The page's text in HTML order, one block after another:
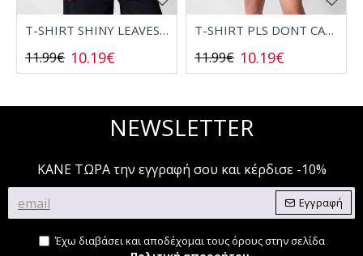
T-SHIRT SHINY LEAVES 2532006
10.19€
11.99€
T-SHIRT PLS DONT CALL 2532008
10.19€
11.99€
NEWSLETTER
ΚΑΝΕ ΤΩΡΑ την εγγραφή σου και κέρδισε -10%
Εγγραφή
Έχω διαβάσει και αποδέχομαι τους όρους στην σελίδα